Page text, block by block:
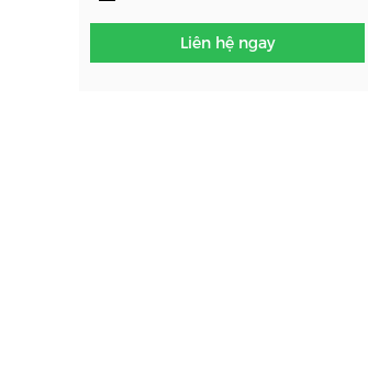
Liên hệ ngay